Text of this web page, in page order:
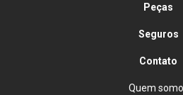
Peças
Seguros
Contato
Quem